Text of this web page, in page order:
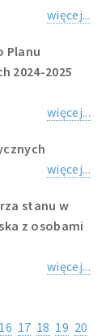
więcej...
Planu
2024-2025
więcej...
więcej...
stanu w
z osobami
więcej...
16 17 18 19 20